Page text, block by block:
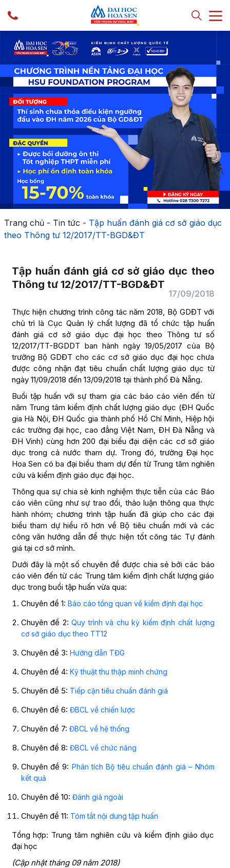
Trang chủ- Tin tức - Tập huấn đánh giá cơ sở giáo dục
theo Thông tư 12/2017/TT-BGD&ĐT
Tập huấn đánh giá cơ sở giáo dục theo
Thông tư 12/2017/TT-BGD&ĐT
17/09/2018
Thực hiện chương trình công tác năm 2018, Bộ GDĐT với
chủ trì là Cục Quản lý chất lượng đã tổ chức tập huấn
đánh giá cơ sở giáo dục đại học theo Thông tư số
12/2017/TT-BGDDT ban hành ngày 19/05/2017 của Bộ
trưởng Bộ GDĐT cho các cơ sở giáo dục đại học chưa
được công nhận đạt tiêu chuẩn chất lượng giáo dục từ
ngày 11/09/2018 đến 13/09/2018 tại thành phố Đà Nẵng.
Buổi tập huấn với sự tham gia các báo cáo viên đến từ
năm Trung tâm kiểm định chất lượng giáo dục (ĐH Quốc
gia Hà Nội, ĐH Quốc gia thành phố Hồ Chí Minh, Hiệp hội
các trường đại học, cao đẳng Việt Nam, ĐH Đà Nẵng và
ĐH Vinh) cùng hơn 200 đại biểu đại diện các cơ sở giáo
dục trong cả nước tham dự. Trong đó, trường Đại học
Hoa Sen có ba đại biểu tham dự đến từ Trung tâm nghiên
cứu và kiểm định giáo dục đại học.
Thông qua sự chia sẻ kinh nghiệm thực tiễn của các Báo
cáo viên cũng như sự trao đổi, thảo luận thông qua thực
hành nhóm; chương trình tập huấn đã giúp cho các đại
biểu tham dự hiểu rõ hơn về Bộ tiêu chuẩn mới và các
công văn hướng dẫn để thực hiện tốt công tác Tự đánh
giá tại cơ sở mình.
Dưới đây là một số chuyên đề được chia sẻ bởi các báo
cáo viên đến từ các Trung tâm kiểm định chất lượng giáo
dục trong buổi tập huấn vừa qua:
Chuyên đề 1: Báo cáo tổng quan về kiểm định đại học
Chuyên đề 2:Quy trình và chu kỳ kiểm định chất lượng
cơ sở giáo dục theo TT12
Chuyên đề 3: Hướng dẫn TĐG
Chuyên đề 4: Kỹ thuật thu thập minh chứng
Chuyên đề 5: Tiếp cận tiêu chuẩn đánh giá
Chuyên đề 6: ĐBCL về chiến lược
Chuyên đề 7: ĐBCL về hệ thống
Chuyên đề 8: ĐBCL về chức năng
Chuyên đề 9: Phân tích Bộ tiêu chuẩn đánh giá – Nhóm
kết quả
Chuyên đề 10: Đánh giá ngoài
Chuyên đề 11: Tóm tắt nội dung tập huấn
Tổng hợp: Trung tâm nghiên cứu và kiểm định giáo dục
đại học
(Cập nhật tháng 09 năm 2018)